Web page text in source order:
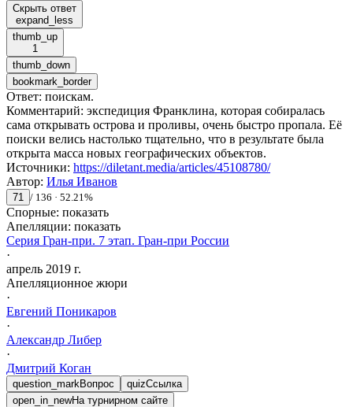
Скрыть ответ
expand_less
thumb_up
1
thumb_down
bookmark_border
Ответ: поискам.
Комментарий: экспедиция Франклина, которая собиралась
сама открывать острова и проливы, очень быстро пропала. Её
поиски велись настолько тщательно, что в результате была
открыта масса новых географических объектов.
Источники: https://diletant.media/articles/45108780/
Автор: Илья Иванов
71 / 136 · 52.21%
Спорные: показать
Апелляции: показать
Серия Гран-при. 7 этап. Гран-при России
·
апрель 2019 г.
Апелляционное жюри
·
Евгений Поникаров
·
Александр Либер
·
Дмитрий Коган
question_markВопрос quizСсылка
open_in_newНа турнирном сайте